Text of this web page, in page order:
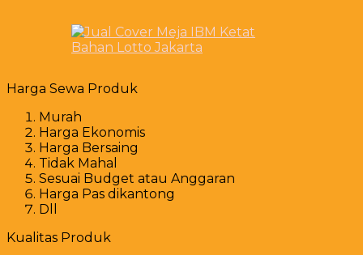
Harga Sewa Produk
Murah
Harga Ekonomis
Harga Bersaing
Tidak Mahal
Sesuai Budget atau Anggaran
Harga Pas dikantong
Dll
Kualitas Produk